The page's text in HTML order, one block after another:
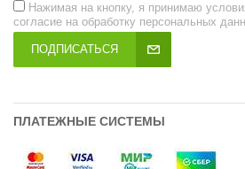
Нажимая на кнопку, я принимаю
согласие на обработку персональных
ПОДПИСАТЬСЯ
ПЛАТЕЖНЫЕ СИСТЕМЫ